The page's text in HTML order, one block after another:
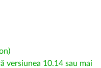
versiunea 10.14 sau mai